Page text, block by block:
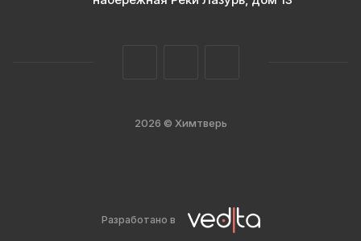
2026 © Химтверь
Разработано в